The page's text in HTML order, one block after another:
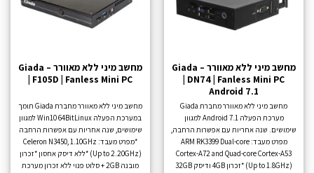
מחשב מיני ללא מאוורר – Giada
| DN74 | Fanless Mini PC
Android 7.1
מחשב מיני ללא מאוורר מחברת Giada
מערכת הפעלה Android 7.1 למגוון
שימושים. שנה אחריות עם אפשרות הרחבה,
מפרט מעבד: ARM RK3399 Dual-core
Cortex-A72 and Quad-core Cortex-A53
(Up to 1.8GHz) *זכרון 4GB ודיסק 32GB
מחשב מיני ללא מאוורר – Giada
| F105D | Fanless Mini PC
מחשב מיני ללא מאוורר מחברת Giada תומך
במערכת הפעלה Win10 64BitLinux למגוון
שימושים, שנה אחריות עם אפשרות הרחבה
*מפרט מעבד: Celeron N3450, 1.10GHz
(Up to 2.20GHz) *ללא דיסק אחסון *זכרון
מובנה 2GB + סלוט פנוי ללא זכרון מערכת